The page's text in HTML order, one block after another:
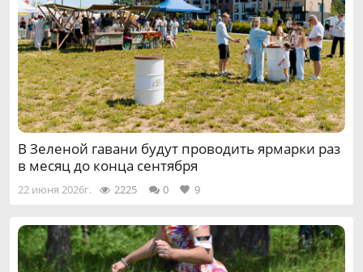
В Зеленой гавани будут проводить ярмарки раз
в месяц до конца сентября
22 июня 2026г. 2225 0 9